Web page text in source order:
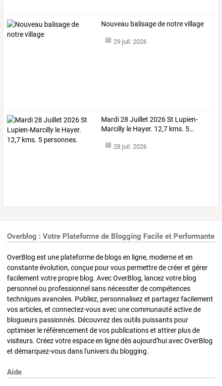
Nouveau balisage de notre village
29 juil. 2026
Mardi28 Juillet 2026St Lupien-
Marcilly le Hayer. 12,7 kms. 5…
28 juil. 2026
Overblog : Votre Plateforme de Blogging Facile et Performante
OverBlog est une plateforme de blogs en ligne, moderne et en
constante évolution, conçue pour vous permettre de créer et gérer
facilement votre propre blog. Avec OverBlog, lancez votre blog
personnel ou professionnel sans nécessiter de compétences
techniques avancées. Publiez, personnalisez et partagez facilement
vos articles, et connectez-vous avec une communauté active de
blogueurs passionnés. Découvrez des outils puissants pour
optimiser le référencement de vos publications et attirer plus de
visiteurs. Créez votre espace en ligne dès aujourd'hui avec OverBlog
et démarquez-vous dans l'univers du blogging.
Aide